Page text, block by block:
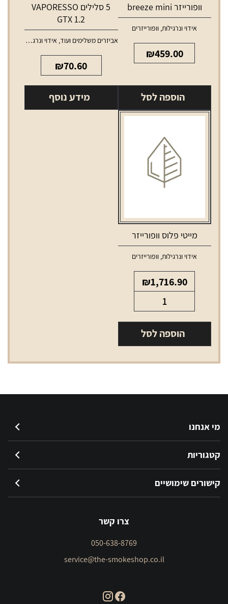
וופורייזר breeze mini
אידוי ונרגילות, וופורייזרים
₪459.00
הוספה לסל
5 סלילים VAPORESSO
GTX 1.2
אביזרים משלימים ועוד, אידוי ונרגילות
₪70.60
מידע נוסף
מייטי פלוס וופורייזר
אידוי ונרגילות, וופורייזרים
₪1,716.90
של
מייטי
פלוס
הוספה לסל
מי אנחנו
קטגוריות
קישורים שימושיים
צרו קשר
050-638-8769
service@the-smokeshop.co.il